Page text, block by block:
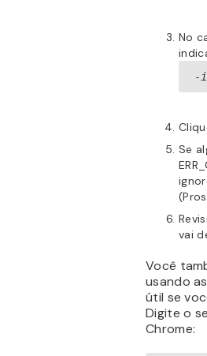
No
-
Se
vai
Você
usando
útil se
Digite o
Chrome: